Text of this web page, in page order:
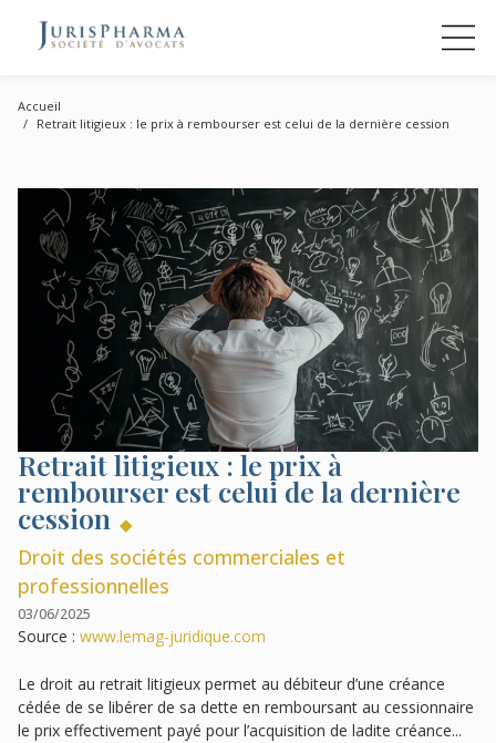
Accueil
Retrait litigieux : le prix à rembourser est celui de la dernière cession
Retrait litigieux : le prix à
rembourser est celui de la dernière
cession
Droit des sociétés commerciales et
professionnelles
03/06/2025
Source : www.lemag-juridique.com
Le droit au retrait litigieux permet au débiteur d’une créance
cédée de se libérer de sa dette en remboursant au cessionnaire
le prix effectivement payé pour l’acquisition de ladite créance...